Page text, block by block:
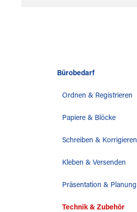
Bürobedarf
Ordnen & Registrieren
Papiere & Blöcke
Schreiben & Korrigieren
Kleben & Versenden
Präsentation & Planung
Technik & Zubehör